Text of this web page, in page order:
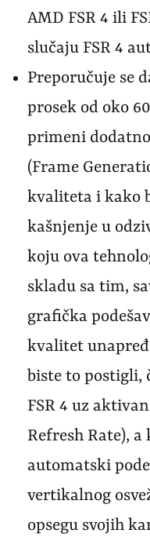
AMD FSR 4 ili
slučaju FSR 4
Preporučuje se
prosek od oko
primeni
(Frame
kvaliteta i kako
kašnjenje u
koju ova
skladu sa tim,
grafička
kvalitet
biste to postigli,
FSR 4 uz
Refresh Rate),
automatski
vertikalnog
opsegu svojih